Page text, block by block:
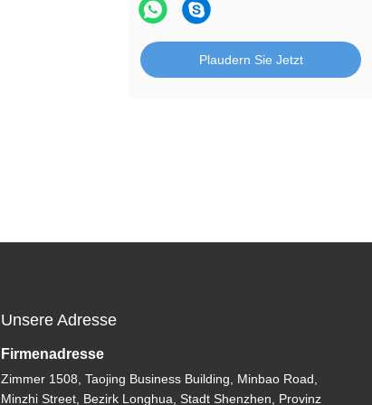
Plaudern Sie Jetzt
Unsere Adresse
Firmenadresse
Zimmer 1508, Taojing Business Building, Minbao Road,
Minzhi Street, Bezirk Longhua, Stadt Shenzhen, Provinz